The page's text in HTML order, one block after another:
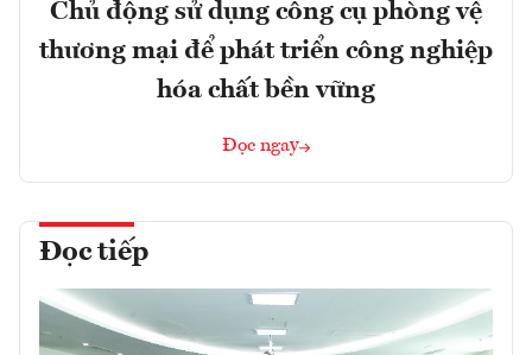
Chủ động sử dụng công cụ phòng vệ
thương mại để phát triển công nghiệp
hóa chất bền vững
Đọc ngay
Đọc tiếp